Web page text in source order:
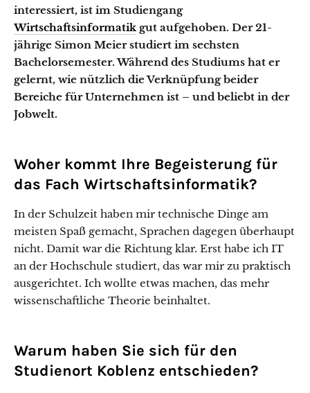
interessiert, ist im Studiengang
Wirtschaftsinformatik gut aufgehoben. Der 21-
jährige Simon Meier studiert im sechsten
Bachelorsemester. Während des Studiums hat er
gelernt, wie nützlich die Verknüpfung beider
Bereiche für Unternehmen ist – und beliebt in der
Jobwelt.
Woher kommt Ihre Begeisterung für
das Fach Wirtschaftsinformatik?
In der Schulzeit haben mir technische Dinge am
meisten Spaß gemacht, Sprachen dagegen überhaupt
nicht. Damit war die Richtung klar. Erst habe ich IT
an der Hochschule studiert, das war mir zu praktisch
ausgerichtet. Ich wollte etwas machen, das mehr
wissenschaftliche Theorie beinhaltet.
Warum haben Sie sich für den
Studienort Koblenz entschieden?